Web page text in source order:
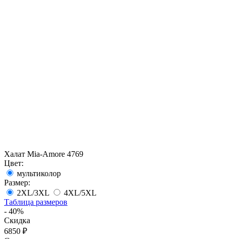
Халат Mia-Amore 4769
Цвет:
мультиколор
Размер:
2XL/3XL
4XL/5XL
Таблица размеров
- 40%
Скидка
6850 ₽